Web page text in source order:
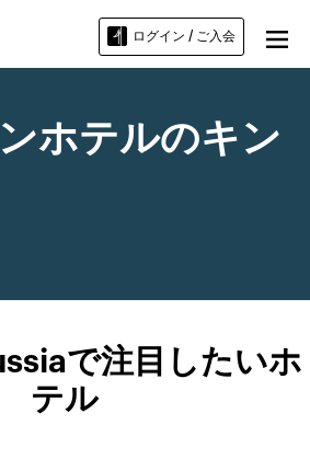
ログイン / ご入会
ホテルのキン
で注目したいホ
テル